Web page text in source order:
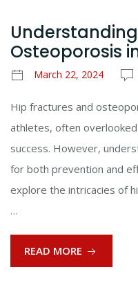
Osteoporosis
March 22, 2024
Hip fractures and
athletes, often
success. However,
for both prevention and
explore the intricacies of
…
READ MORE